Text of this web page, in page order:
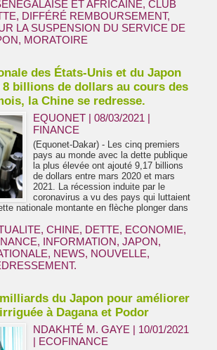
ET AFRICAINE, CLUB
, DIFFÉRÉ REMBOURSEMENT,
LA SUSPENSION DU SERVICE DE
, MORATOIRE
des États-Unis et du Japon
8 billions de dollars au cours des
la Chine se redresse.
EQUONET | 08/03/2021 |
FINANCE
(Equonet-Dakar) - Les cinq premiers
pays au monde avec la dette publique
la plus élevée ont ajouté 9,17 billions
de dollars entre mars 2020 et mars
2021. La récession induite par le
coronavirus a vu des pays qui luttaient
nationale montante en flèche plonger dans
, CHINE, DETTE, ECONOMIE,
, INFORMATION, JAPON,
, NEWS, NOUVELLE,
du Japon pour améliorer
à Dagana et Podor
NDAKHTÉ M. GAYE | 10/01/2021
| ECOFINANCE